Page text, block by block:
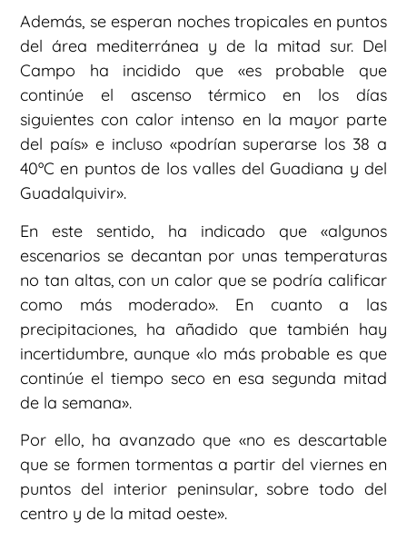
Además, se esperan noches tropicales en puntos
del área mediterránea y de la mitad sur. Del
Campo ha incidido que «es probable que
continúe el ascenso térmico en los días
siguientes con calor intenso en la mayor parte
del país» e incluso «podrían superarse los 38 a
40ºC en puntos de los valles del Guadiana y del
Guadalquivir».
En este sentido, ha indicado que «algunos
escenarios se decantan por unas temperaturas
no tan altas, con un calor que se podría calificar
como más moderado». En cuanto a las
precipitaciones, ha añadido que también hay
incertidumbre, aunque «lo más probable es que
continúe el tiempo seco en esa segunda mitad
de la semana».
Por ello, ha avanzado que «no es descartable
que se formen tormentas a partir del viernes en
puntos del interior peninsular, sobre todo del
centro y de la mitad oeste».